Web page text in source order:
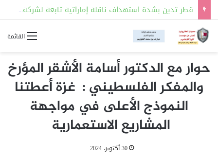
قطر تدين بشدة استهداف ناقلة إماراتية تابعة لشركة “أدنوك” أثناء عبورها مضيق هرمز
القائمة
حوار مع الدكتور أسامة الأشقر المؤرخ
والمفكر الفلسطيني : غزة أعطتنا
النموذج الأعلى في مواجهة
المشاريع الاستعمارية
30 أكتوبر، 2024